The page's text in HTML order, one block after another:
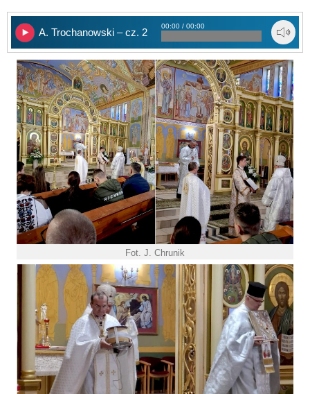
A. Trochanowski – cz. 2
00:00 / 00:00
Fot. J. Chrunik